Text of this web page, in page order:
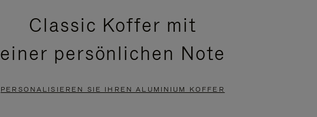
Classic Koffer mit
einer persönlichen Note
PERSONALISIEREN SIE IHREN ALUMINIUM KOFFER